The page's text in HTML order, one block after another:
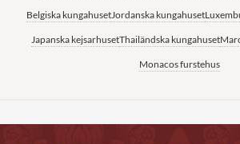
Belgiska kungahusetJordanska kungahuset
Japanska kejsarhusetThailändska kungahuset
Monacos furstehus